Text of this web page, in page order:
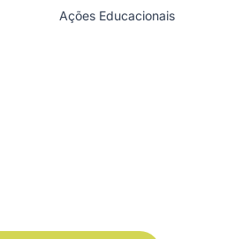
Ações Educacionais